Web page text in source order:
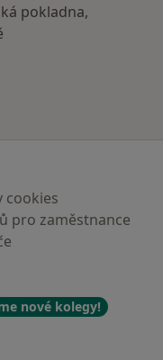
pokladna,
cookies
pro zaměstnance
nové kolegy!